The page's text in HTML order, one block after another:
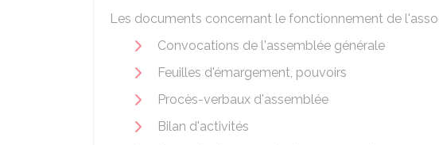
Les documents concernant le fonctionnement de
Convocations de l'assemblée générale
Feuilles d'émargement, pouvoirs
Procès-verbaux d'assemblée
Bilan d'activités